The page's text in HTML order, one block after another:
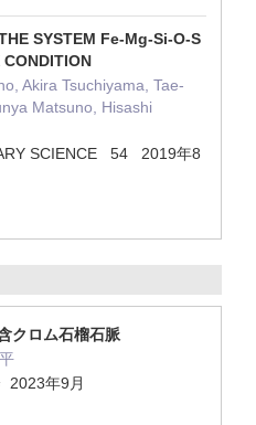
SYSTEM Fe-Mg-Si-O-S
CONDITION
Akira Tsuchiyama, Tae-
Matsuno, Hisashi
SCIENCE 54 2019年8
クロム石榴石脈
2023年9月